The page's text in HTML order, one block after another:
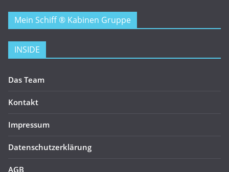
Mein Schiff ® Kabinen Gruppe
INSIDE
Das Team
Kontakt
Impressum
Datenschutzerklärung
AGB